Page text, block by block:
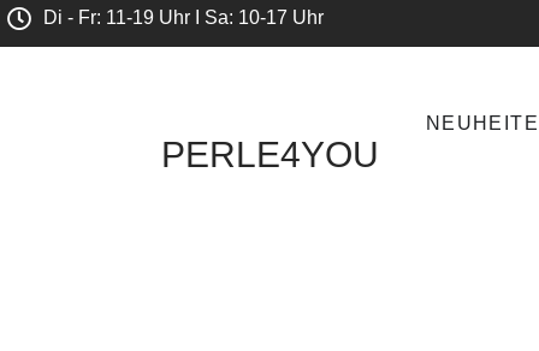
Di - Fr: 11-19 Uhr I Sa: 10-17 Uhr
PERLE4YOU